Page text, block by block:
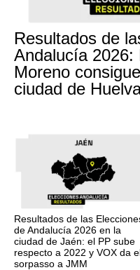
Resultados de
Andalucía 2026:
Moreno
ciudad de
Resultados de las
de Andalucía 2026 en la
ciudad de Jaén: el PP sube
respecto a 2022 y VOX da
sorpasso a JMM